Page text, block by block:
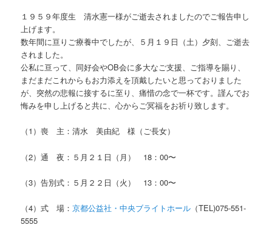
１９５９年度生 清水憲一様がご逝去されましたのでご報告申し
上げます。
数年間に亘りご療養中でしたが、５月１９日（土）夕刻、ご逝去
されました。
公私に亘って、同好会やOB会に多大なご支援、ご指導を賜り、
まだまだこれからもお力添えを頂戴したいと思っておりました
が、突然の悲報に接するに至り、痛惜の念で一杯です。謹んでお
悔みを申し上げると共に、心からご冥福をお祈り致します。
（1）喪 主：清水 美由紀 様（ご長女）
（2）通 夜：５月２１日（月） 18：00〜
（3）告別式：５月２２日（火） 13：00〜
（4）式 場：京都公益社・中央ブライトホール （TEL)075-551-
5555